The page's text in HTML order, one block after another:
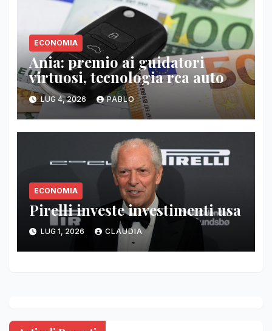
ECONOMIA
Ania: premio ai guidatori
virtuosi, tecnologia rca auto
LUG 4, 2026 PABLO
ECONOMIA
Pirelli investe investimenti usa
LUG 1, 2026 CLAUDIA